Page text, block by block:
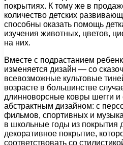
покрытиях. К тому же в
количество детских
способны оказать помощь
изучения животных, цветов,
на них.
Вместе с подрастанием
изменяется дизайн — со
всевозможные культовые
возрасте в большинстве
длинноворсные ковры шегги
абстрактным дизайном: с
фильмов, спортивных и
в школьные годы из покрытия
декоративное покрытие,
соответствовать со